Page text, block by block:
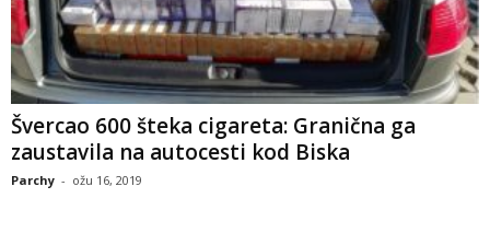
Švercao 600 šteka cigareta: Granična ga
zaustavila na autocesti kod Biska
Parchy - ožu 16, 2019